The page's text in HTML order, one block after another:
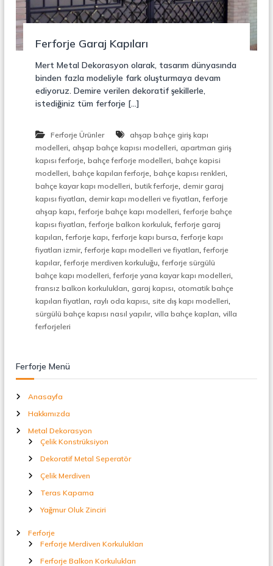
o
n
r
ü
k
o
n
,
i
k
M
e
d
i
v
e
n
e
t
a
l
S
t
Ferforje Garaj Kapıları
Mert Metal Dekorasyon olarak, tasarım dünyasında
binden fazla modeliyle fark oluşturmaya devam
ediyoruz. Demire verilen dekoratif şekillerle,
istediğiniz tüm ferforje […]
Ferforje Ürünler
ahşap bahçe giriş kapı
modelleri, ahşap bahçe kapısı modelleri, apartman giriş
kapısı ferforje, bahçe ferforje modelleri, bahçe kapisi
modelleri, bahçe kapıları ferforje, bahçe kapısı renkleri,
bahçe kayar kapı modelleri, butik ferforje, demir garaj
kapısı fiyatları, demir kapı modelleri ve fiyatları,ferforje
ahşap kapı,ferforje bahçe kapı modelleri,ferforje bahçe
kapısı fiyatları,ferforje balkon korkuluk,ferforje garaj
kapıları,ferforje kapı,ferforje kapı bursa,ferforje kapı
fiyatları izmir,ferforje kapı modelleri ve fiyatları,ferforje
kapılar,ferforje merdiven korkuluğu,ferforje sürgülü
bahçe kapı modelleri,ferforje yana kayar kapı modelleri,
fransız balkon korkulukları, garaj kapısı, otomatik bahçe
kapıları fiyatları, raylı oda kapısı, site dış kapı modelleri,
sürgülü bahçe kapısı nasıl yapılır, villa bahçe kapları, villa
ferforjeleri
Ferforje Menü
Anasayfa
Hakkımızda
Metal Dekorasyon
Çelik Konstrüksiyon
Dekoratif Metal Seperatör
Çelik Merdiven
Teras Kapama
Yağmur Oluk Zinciri
Ferforje
Ferforje Merdiven Korkulukları
Ferforje Balkon Korkulukları